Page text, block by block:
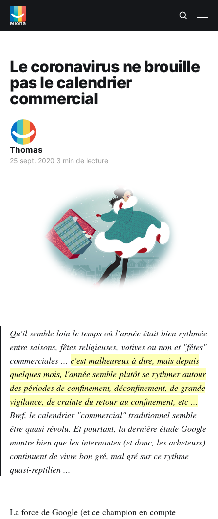
Le coronavirus ne brouille
pas le calendrier
commercial
Thomas
25 sept. 2020 3 min de lecture
Qu'il semble loin le temps où l'année était bien rythmée
entre saisons, fêtes religieuses, votives ou non et "fêtes"
commerciales ... c'est malheureux à dire, mais depuis
quelques mois, l'année semble plutôt se rythmer autour
des périodes de confinement, déconfinement, de grande
vigilance, de crainte du retour au confinement, etc ...
Bref, le calendrier "commercial" traditionnel semble
être quasi révolu. Et pourtant, la dernière étude Google
montre bien que les internautes (et donc, les acheteurs)
continuent de vivre bon gré, mal gré sur ce rythme
quasi-reptilien ...
La force de Google (et ce champion en compte